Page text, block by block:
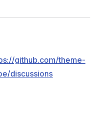
github.com/theme-
discussions